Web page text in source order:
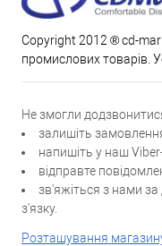
Copyright 2012 ® cd-
промислових товарів.
Не змогли
залишіть
напишіть у наш
відправте
зв'яжіться з нами
з'язку.
Розташування